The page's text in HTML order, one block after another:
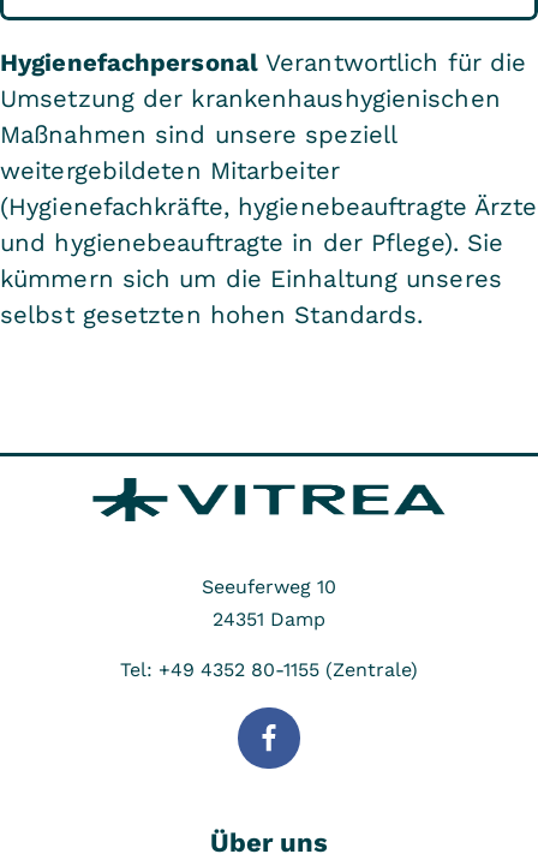
Hygienefachpersonal Verantwortlich für die
Umsetzung der krankenhaushygienischen
Maßnahmen sind unsere speziell
weitergebildeten Mitarbeiter
(Hygienefachkräfte, hygienebeauftragte Ärzte
und hygienebeauftragte in der Pflege). Sie
kümmern sich um die Einhaltung unseres
selbst gesetzten hohen Standards.
Seeuferweg 10
24351 Damp
Tel: +49 4352 80-1155 (Zentrale)
Über uns